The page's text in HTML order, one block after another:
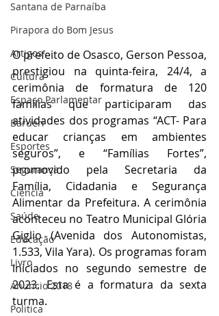
Santana de Parnaíba
Pirapora do Bom Jesus
Artigos
Cultura
Espaço Parlamentar
Barueri
Esportes
Segurança
Ciência
Saúde
Educação
Livro
Anuncio 2018
Politica
O prefeito de Osasco, Gerson Pessoa,
prestigiou na quinta-feira, 24/4, a
cerimônia de formatura de 120
famílias que participaram das
atividades dos programas “ACT- Para
educar crianças em ambientes
seguros”, e “Famílias Fortes”,
promovido pela Secretaria da
Família, Cidadania e Segurança
Alimentar da Prefeitura. A cerimônia
aconteceu no Teatro Municipal Glória
Giglio (Avenida dos Autonomistas,
1.533, Vila Yara). Os programas foram
iniciados no segundo semestre de
2023. Esta é a formatura da sexta
turma.